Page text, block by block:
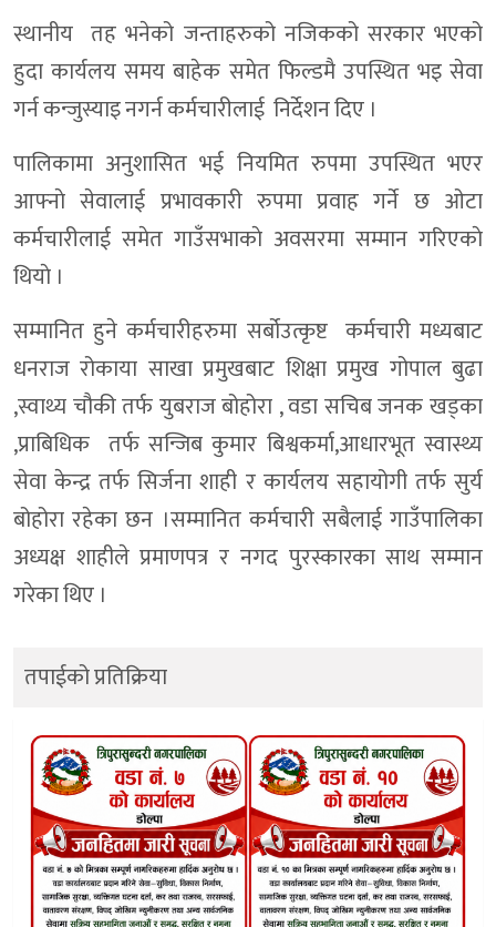
स्थानीय तह भनेको जन्ताहरुको नजिकको सरकार भएको
हुदा कार्यलय समय बाहेक समेत फिल्डमै उपस्थित भइ सेवा
गर्न कन्जुस्याइ नगर्न कर्मचारीलाई निर्देशन दिए ।
पालिकामा अनुशासित भई नियमित रुपमा उपस्थित भएर
आफ्नाे सेवालाई प्रभावकारी रुपमा प्रवाह गर्ने छ ओटा
कर्मचारीलाई समेत गाउँसभाकाे अवसरमा सम्मान गरिएकाे
थियाे ।
सम्मानित हुने कर्मचारीहरुमा सर्बोउत्कृष्ट कर्मचारी मध्यबाट
धनराज रोकाया साखा प्रमुखबाट शिक्षा प्रमुख गोपाल बुढा
,स्वाथ्य चौकी तर्फ युबराज बोहोरा , वडा सचिब जनक खड्का
,प्राबिधिक तर्फ सन्जिब कुमार बिश्वकर्मा,आधारभूत स्वास्थ्य
सेवा केन्द्र तर्फ सिर्जना शाही र कार्यलय सहायोगी तर्फ सुर्य
बोहोरा रहेका छन ।सम्मानित कर्मचारी सबैलाई गाउँपालिका
अध्यक्ष शाहीले प्रमाणपत्र र नगद पुरस्कारका साथ सम्मान
गरेका थिए ।
तपाईको प्रतिक्रिया